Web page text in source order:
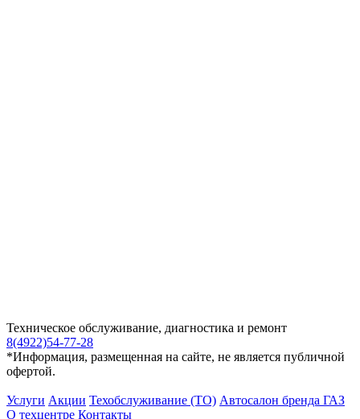
Техническое обслуживание, диагностика и ремонт
8(4922)54-77-28
*Информация, размещенная на сайте, не является публичной
офертой.
Услуги Акции Техобслуживание (ТО) Автосалон бренда ГАЗ
О техцентре Контакты